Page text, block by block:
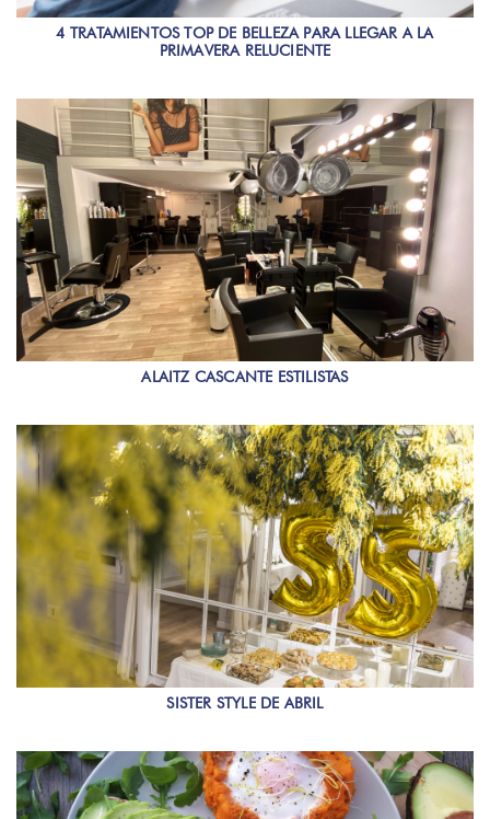
4 TRATAMIENTOS TOP DE BELLEZA PARA LLEGAR A LA
PRIMAVERA RELUCIENTE
ALAITZ CASCANTE ESTILISTAS
SISTER STYLE DE ABRIL